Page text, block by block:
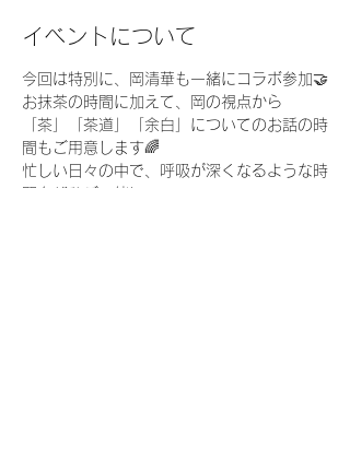
イベントについて
今回は特別に、岡清華も一緒にコラボ参加🤝
お抹茶の時間に加えて、岡の視点から
「茶」「茶道」「余白」についてのお話の時
間もご用意します🌈
忙しい日々の中で、呼吸が深くなるような時